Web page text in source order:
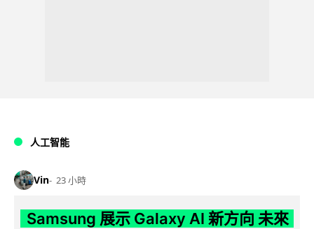
人工智能
Vin 23 小時
Samsung 展示 Galaxy AI 新方向 未來